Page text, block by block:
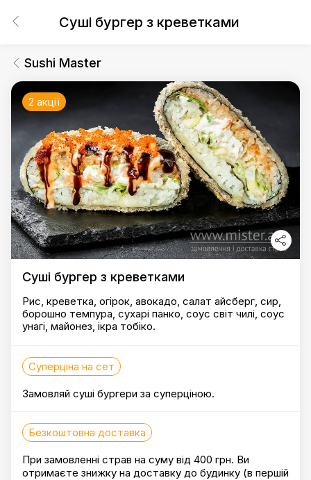
Суші бургер з креветками
Sushi Master
2 акції
Суші бургер з креветками
Рис, креветка, огірок, авокадо, салат айсберг, сир,
борошно темпура, сухарі панко, соус світ чилі, соус
унагі, майонез, ікра тобіко.
Суперціна на сет
Замовляй суші бургери за суперціною.
Безкоштовна доставка
При замовленні страв на суму від 400 грн. Ви
отримаєте знижку на доставку до будинку (в першій